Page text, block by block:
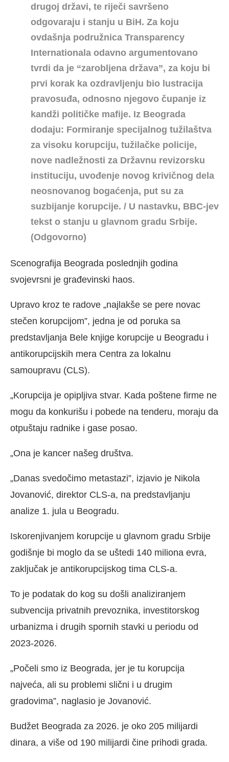
drugoj državi, te riječi savršeno
odgovaraju i stanju u BiH. Za koju
ovdašnja podružnica Transparency
Internationala odavno argumentovano
tvrdi da je “zarobljena država”, za koju bi
prvi korak ka ozdravljenju bio lustracija
pravosuđa, odnosno njegovo čupanje iz
kandži političke mafije. Iz Beograda
dodaju: Formiranje specijalnog tužilaštva
za visoku korupciju, tužilačke policije,
nove nadležnosti za Državnu revizorsku
instituciju, uvođenje novog krivičnog dela
neosnovanog bogaćenja, put su za
suzbijanje korupcije. / U nastavku, BBC-jev
tekst o stanju u glavnom gradu Srbije.
(Odgovorno)
Scenografija Beograda poslednjih godina
svojevrsni je građevinski haos.
Upravo kroz te radove „najlakše se pere novac
stečen korupcijom”, jedna je od poruka sa
predstavljanja Bele knjige korupcije u Beogradu i
antikorupcijskih mera Centra za lokalnu
samoupravu (CLS).
„Korupcija je opipljiva stvar. Kada poštene firme ne
mogu da konkurišu i pobede na tenderu, moraju da
otpuštaju radnike i gase posao.
„Ona je kancer našeg društva.
„Danas svedočimo metastazi”, izjavio je Nikola
Jovanović, direktor CLS-a, na predstavljanju
analize 1. jula u Beogradu.
Iskorenjivanjem korupcije u glavnom gradu Srbije
godišnje bi moglo da se uštedi 140 miliona evra,
zaključak je antikorupcijskog tima CLS-a.
To je podatak do kog su došli analiziranjem
subvencija privatnih prevoznika, investitorskog
urbanizma i drugih spornih stavki u periodu od
2023-2026.
„Počeli smo iz Beograda, jer je tu korupcija
najveća, ali su problemi slični i u drugim
gradovima”, naglasio je Jovanović.
Budžet Beograda za 2026. je oko 205 milijardi
dinara, a više od 190 milijardi čine prihodi grada.